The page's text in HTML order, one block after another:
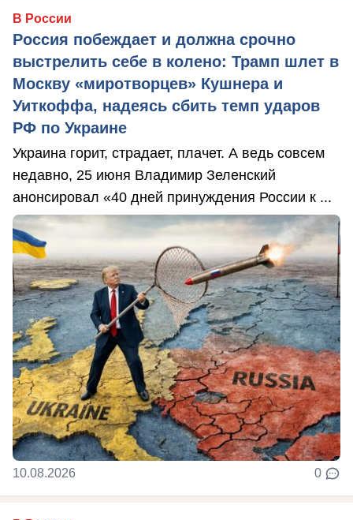
В России
Россия побеждает и должна срочно
выстрелить себе в колено: Трамп шлет в
Москву «миротворцев» Кушнера и
Уиткоффа, надеясь сбить темп ударов
РФ по Украине
Украина горит, страдает, плачет. А ведь совсем
недавно, 25 июня Владимир Зеленский
анонсировал «40 дней принуждения России к ...
10.08.2026 0